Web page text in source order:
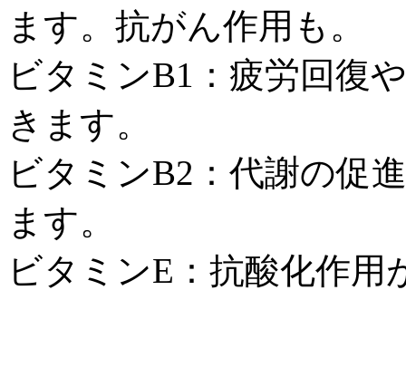
ます。抗がん作用も。
ビタミンB1：疲労回復
きます。
ビタミンB2：代謝の促
ます。
ビタミンE：抗酸化作